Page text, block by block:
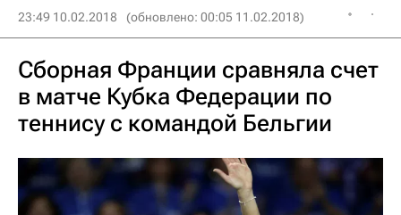
23:49 10.02.2018 (обновлено: 00:05 11.02.2018)
Сборная Франции сравняла счет
в матче Кубка Федерации по
теннису с командой Бельгии